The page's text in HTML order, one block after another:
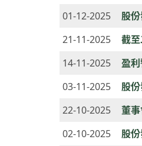
01-12-2025
股
21-11-2025
截
14-11-2025
盈
03-11-2025
股
22-10-2025
董
02-10-2025
股